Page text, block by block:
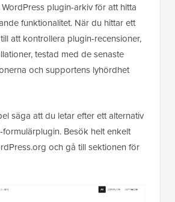
plugin-arkiv för att hitta
funktionalitet. När du hittar ett
att kontrollera plugin-recensioner,
testad med de senaste
och supportens lyhördhet
säga att du letar efter ett alternativ
formulärplugin. Besök helt enkelt
och gå till sektionen för